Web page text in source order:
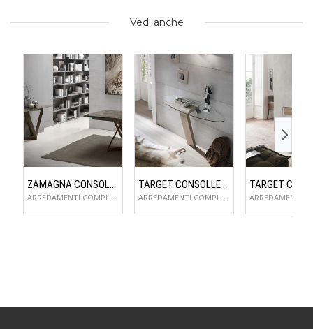
Vedi anche
ZAMAGNA CONSOLLE FLAME
ARREDAMENTI COMPLEMENTI D'ARREDO
TARGET CONSOLLE OMNIA
ARREDAMENTI COMPLEMENTI D'ARREDO